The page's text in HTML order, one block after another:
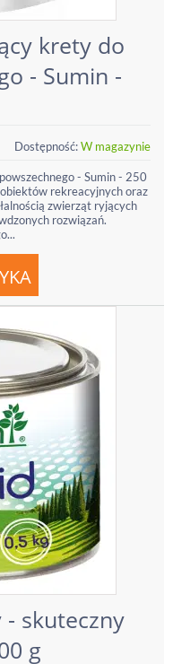
krety do
- Sumin -
Dostępność:W magazynie
- Sumin - 250
rekreacyjnych oraz
zwierząt ryjących
rozwiązań.
skuteczny
g